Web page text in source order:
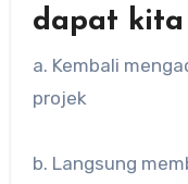
dapat kita
a. Kembali
projek
b. Langsung